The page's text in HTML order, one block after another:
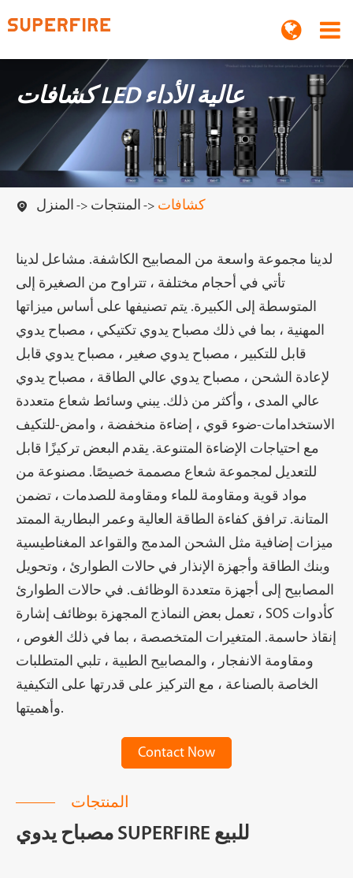
كشافات LED عالية الأداء
 المنزل المنتجات كشافات
لدينا مجموعة واسعة من المصابيح الكاشفة. مشاعل لدينا
تأتي في أحجام مختلفة ، تتراوح من الصغيرة إلى
المتوسطة إلى الكبيرة. يتم تصنيفها على أساس ميزاتها
المهنية ، بما في ذلك مصباح يدوي تكتيكي ، مصباح يدوي
قابل للتكبير ، مصباح يدوي صغير ، مصباح يدوي قابل
لإعادة الشحن ، مصباح يدوي عالي الطاقة ، مصباح يدوي
عالي المدى ، وأكثر من ذلك. يبني وسائط شعاع متعددة
الاستخدامات-ضوء قوي ، إضاءة منخفضة ، وامض-للتكيف
مع احتياجات الإضاءة المتنوعة. يقدم البعض تركيزًا قابل
للتعديل لمجموعة شعاع مصممة خصيصًا. مصنوعة من
مواد قوية ومقاومة للماء ومقاومة للصدمات ، تضمن
المتانة. ترافق كفاءة الطاقة العالية وعمر البطارية الممتد
ميزات إضافية مثل الشحن المدمج والقواعد المغناطيسية
وبنك الطاقة وأجهزة الإنذار في حالات الطوارئ ، وتحويل
المصابيح إلى أجهزة متعددة الوظائف. في حالات الطوارئ
، تعمل بعض النماذج المجهزة بوظائف إشارة SOS كأدوات
إنقاذ حاسمة. المتغيرات المتخصصة ، بما في ذلك الغوص ،
ومقاومة الانفجار ، والمصابيح الطبية ، تلبي المتطلبات
الخاصة بالصناعة ، مع التركيز على قدرتها على التكيفية
وأهميتها.
Contact Now
المنتجات
مصباح يدوي SUPERFIRE للبيع